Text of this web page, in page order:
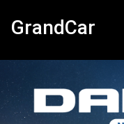
GrandCar